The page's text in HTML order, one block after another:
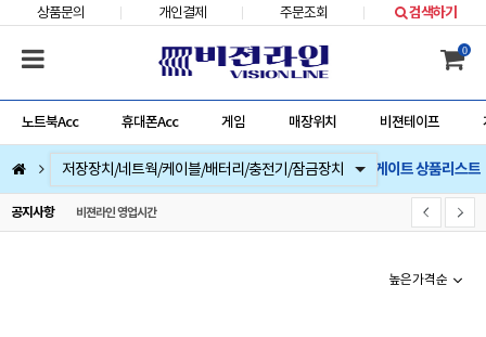
상품문의 개인결제 주문조회 검색하기
0
노트북Acc 휴대폰Acc 게임 매장위치 비젼테이프
컴퓨터부품
베스트 상품
컴퓨터주변기기
저장장치/네트웍/케이블/배터리/충전기/잠금장치
마우스/키보드/키패드/패드/번지/덕/손목받침대/타블렛
스피커/이어폰/헤드셋/거치대/마이크
게임
노트북Acc
게임슬라이더
휴대폰Acc 씨게이트 상품리스트
공지사항 비젼라인 영업시간
높은가격순